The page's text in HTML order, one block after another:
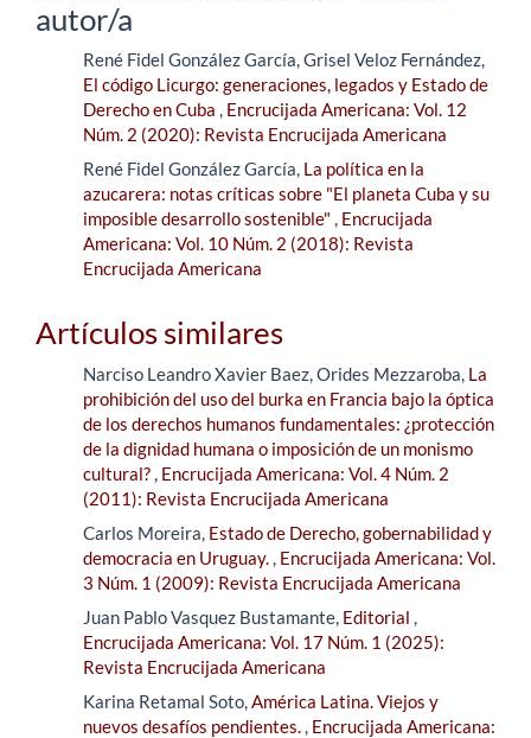
autor/a
René Fidel González García, Grisel Veloz Fernández,
El código Licurgo: generaciones, legados y Estado de
Derecho en Cuba , Encrucijada Americana: Vol. 12
Núm. 2 (2020): Revista Encrucijada Americana
René Fidel González García, La política en la
azucarera: notas críticas sobre "El planeta Cuba y su
imposible desarrollo sostenible" , Encrucijada
Americana: Vol. 10 Núm. 2 (2018): Revista
Encrucijada Americana
Artículos similares
Narciso Leandro Xavier Baez, Orides Mezzaroba, La
prohibición del uso del burka en Francia bajo la óptica
de los derechos humanos fundamentales: ¿protección
de la dignidad humana o imposición de un monismo
cultural?, Encrucijada Americana: Vol. 4 Núm. 2
(2011): Revista Encrucijada Americana
Carlos Moreira, Estado de Derecho, gobernabilidad y
democracia en Uruguay., Encrucijada Americana: Vol.
3 Núm. 1 (2009): Revista Encrucijada Americana
Juan Pablo Vasquez Bustamante, Editorial ,
Encrucijada Americana: Vol. 17 Núm. 1 (2025):
Revista Encrucijada Americana
Karina Retamal Soto,América Latina. Viejos y
nuevos desafíos pendientes., Encrucijada Americana: